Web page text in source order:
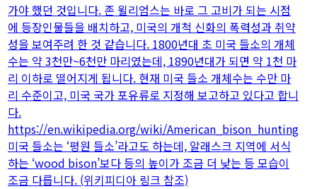
가야 했던 것입니다. 존 윌리엄스는 바로 그 고비가 되는 시점
에 등장인물들을 배치하고, 미국의 개척 신화의 폭력성과 취약
성을 보여주려 한 것 같습니다. 1800년대 초 미국 들소의 개체
수는 약 3천만~6천만 마리였는데, 1890년대가 되면 약 1천 마
리 이하로 떨어지게 됩니다. 현재 미국 들소 개체수는 수만 마
리 수준이고, 미국 국가 포유류로 지정해 보고하고 있다고 합니
다.
https://en.wikipedia.org/wiki/American_bison_hunting
미국 들소는 ‘평원 들소’라고도 하는데, 알래스크 지역에 서식
하는 ‘wood bison’보다 등의 높이가 조금 더 낮는 등 모습이
조금 다릅니다. (위키피디아 링크 참조)